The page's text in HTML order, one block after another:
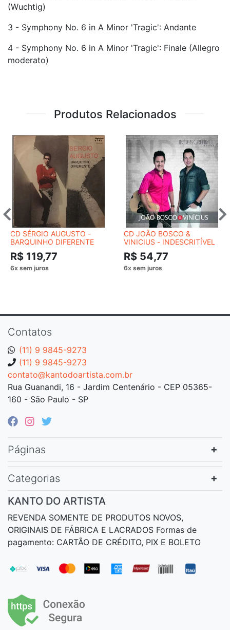
(Wuchtig)
3 - Symphony No. 6 in A Minor 'Tragic': Andante
4 - Symphony No. 6 in A Minor 'Tragic': Finale (Allegro
moderato)
Produtos Relacionados
CD SÉRGIO AUGUSTO -
BARQUINHO DIFERENTE
R$ 119,77
CD JOÃO BOSCO &
VINICIUS - INDESCRITÍVEL
R$ 54,77
Contatos
(11) 9 9845-9273
(11) 9 9845-9273
contato@kantodoartista.com.br
Rua Guanandi, 16 - Jardim Centenário - CEP 05365-
160 - São Paulo - SP
Páginas
Categorias
KANTO DO ARTISTA
REVENDA SOMENTE DE PRODUTOS NOVOS,
ORIGINAIS DE FÁBRICA E LACRADOS Formas de
pagamento: CARTÃO DE CRÉDITO, PIX E BOLETO